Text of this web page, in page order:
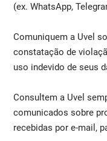
(ex. WhatsApp,
Comuniquem a Uvel
constatação de
uso indevido de seus
Consultem a Uvel
comunicados sobre
recebidas por e-mail,